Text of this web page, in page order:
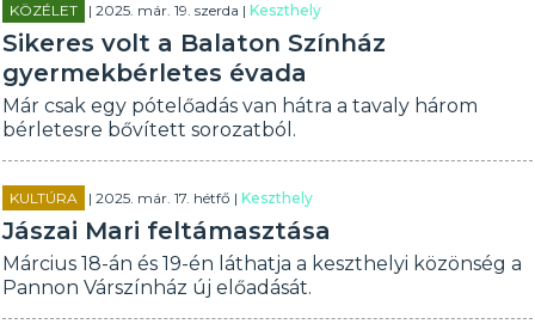
KÖZÉLET | 2025. már. 19. szerda |Keszthely
Sikeres volt a Balaton Színház
gyermekbérletes évada
Már csak egy pótelőadás van hátra a tavaly három
bérletesre bővített sorozatból.
KULTÚRA | 2025. már. 17. hétfő |Keszthely
Jászai Mari feltámasztása
Március 18-án és 19-én láthatja a keszthelyi közönség a
Pannon Várszínház új előadását.